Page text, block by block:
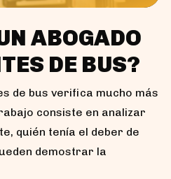
ABOGADO
DE BUS?
de bus verifica mucho más
consiste en analizar
quién tenía el deber de
demostrar la